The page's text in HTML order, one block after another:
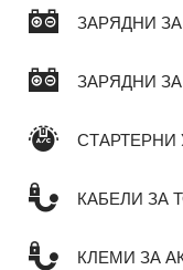
ЗАРЯДНИ
ЗАРЯДНИ
СТАРТЕРНИ
КАБЕЛИ ЗА
КЛЕМИ ЗА